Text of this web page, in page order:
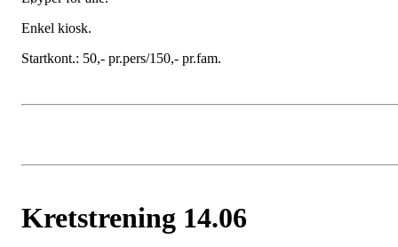
Enkel kiosk.
Startkont.: 50,- pr.pers/150,- pr.fam.
Kretstrening 14.06